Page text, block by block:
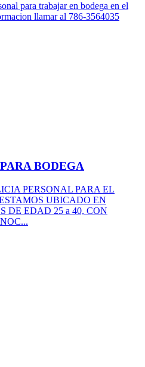
para trabajar en bodega en el
llamar al 786-3564035
BODEGA
PERSONAL PARA EL
UBICADO EN
DE EDAD 25 a 40, CON